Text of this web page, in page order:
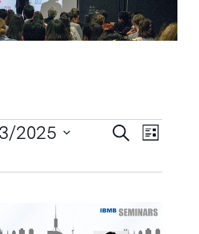
Events
and
SearchEvent
List
2025